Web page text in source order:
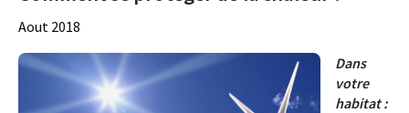
Aout 2018
Dans
votre
habitat :